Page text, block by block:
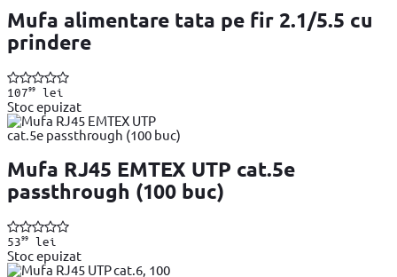
Mufa alimentare tata pe fir 2.1/5.5 cu
prindere
10799lei
Stoc epuizat
Mufa RJ45 EMTEX UTP cat.5e
passthrough (100 buc)
5399lei
Stoc epuizat